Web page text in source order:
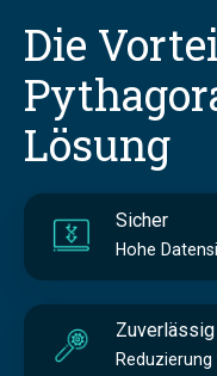
Die
Lösung
Sicher
Hohe
Zuverlässig